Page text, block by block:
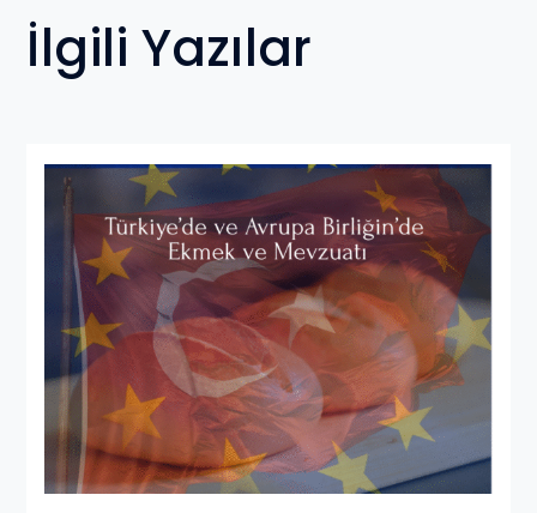
İlgili Yazılar